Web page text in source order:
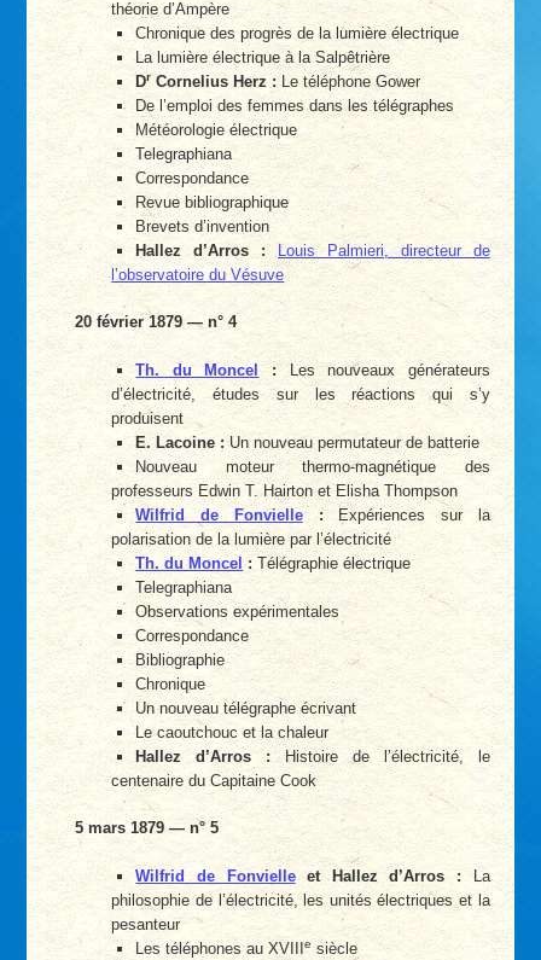
théorie d’Ampère
Chronique des progrès de la lumière électrique
La lumière électrique à la Salpêtrière
DrCornelius Herz : Le téléphone Gower
De l’emploi des femmes dans les télégraphes
Météorologie électrique
Telegraphiana
Correspondance
Revue bibliographique
Brevets d’invention
Hallez d’Arros :
Louis Palmieri, directeur de
l’observatoire du Vésuve
20 février 1879 — n° 4
Th. du Moncel :Les nouveaux générateurs
d’électricité, études sur les réactions qui s’y
produisent
E. Lacoine :Un nouveau permutateur de batterie
Nouveau moteur thermo-magnétique des
professeurs Edwin T. Hairton et Elisha Thompson
Wilfrid de Fonvielle:Expériences sur la
polarisation de la lumière par l’électricité
Th. du Moncel : Télégraphie électrique
Telegraphiana
Observations expérimentales
Correspondance
Bibliographie
Chronique
Un nouveau télégraphe écrivant
Le caoutchouc et la chaleur
Hallez d’Arros : Histoire de l’électricité, le
centenaire du Capitaine Cook
5 mars 1879 — n° 5
Wilfrid de Fonvielleet Hallez d’Arros : La
philosophie de l’électricité, les unités électriques et la
pesanteur
Les téléphones au XVIIIe siècle